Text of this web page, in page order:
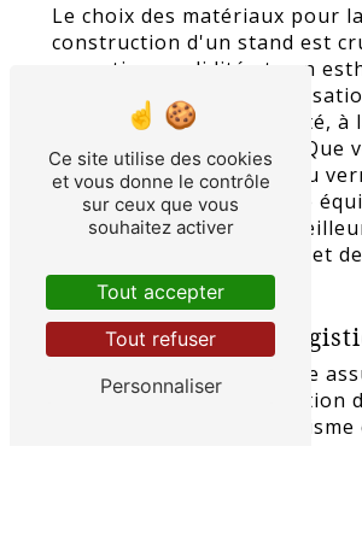
Le choix des matériaux pour la
construction d'un stand est
garantir sa solidité et son
Rhin'nove privilégie
matériaux de haute qualité, à
durables et esthétiques. Que
pour du bois, du métal, du
d'autres matériaux, notre
vous conseiller sur les
fonction de votre budget et
besoins spécifiques.
Installation et gestion
L'équipe de SAS Rhin'nove
l'installation et la décoration
stand avec
Ce site utilise des cookies
et vous donne le contrôle
sur ceux que vous
souhaitez activer
Tout accepter
Tout refuser
Personnaliser